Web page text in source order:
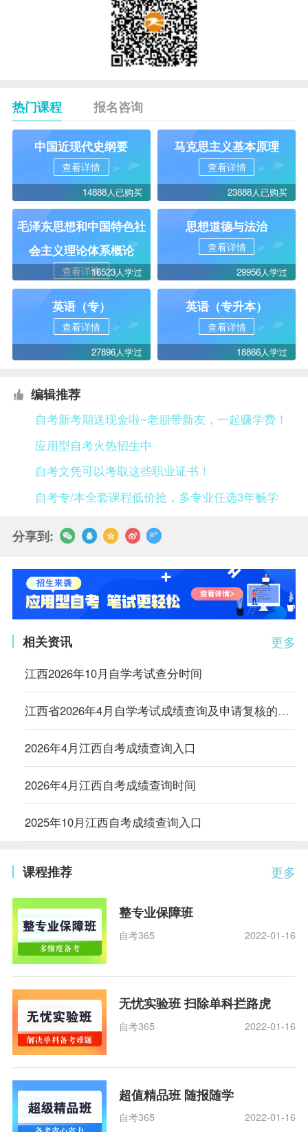
热门课程 报名咨询
中国近现代史纲要
查看详情
14888人已购买
马克思主义基本原理
查看详情
23888人已购买
毛泽东思想和中国特色社
会主义理论体系概论
查看详情16523人学过
思想道德与法治
查看详情
29956人学过
英语（专）
查看详情
27896人学过
英语（专升本）
查看详情
18866人学过
编辑推荐
自考新考期送现金啦~老朋带新友，一起赚学费！
应用型自考火热招生中
自考文凭可以考取这些职业证书！
自考专/本全套课程低价抢，多专业任选3年畅学
分享到:
更多
相关资讯
江西2026年10月自学考试查分时间
江西省2026年4月自学考试成绩查询及申请复核的公告
2026年4月江西自考成绩查询入口
2026年4月江西自考成绩查询时间
2025年10月江西自考成绩查询入口
更多
课程推荐
整专业保障班
自考365 2022-01-16
无忧实验班 扫除单科拦路虎
自考365 2022-01-16
超值精品班 随报随学
自考365 2022-01-16